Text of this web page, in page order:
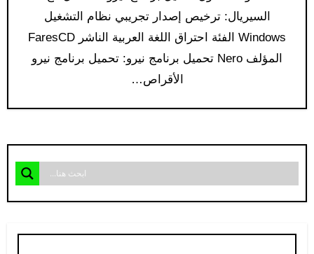
السيريال: ترخيص إصدار تجريبي نظام التشغيل
Windows الفئة احتراق اللغة العربية الناشر FaresCD
المؤلف Nero تحميل برنامج نيرو: تحميل برنامج نيرو
الأقراص…